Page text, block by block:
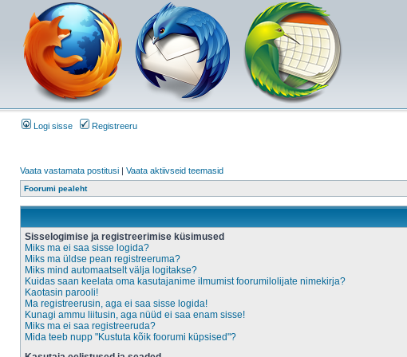
Logi sisse Registreeru
Vaata vastamata postitusi | Vaata aktiivseid teemasid
Foorumi pealeht
Sisselogimise ja registreerimise küsimused
Miks ma ei saa sisse logida?
Miks ma üldse pean registreeruma?
Miks mind automaatselt välja logitakse?
Kuidas saan keelata oma kasutajanime ilmumist foorumilolijate nimekirja?
Kaotasin parooli!
Ma registreerusin, aga ei saa sisse logida!
Kunagi ammu liitusin, aga nüüd ei saa enam sisse!
Miks ma ei saa registreeruda?
Mida teeb nupp "Kustuta kõik foorumi küpsised"?